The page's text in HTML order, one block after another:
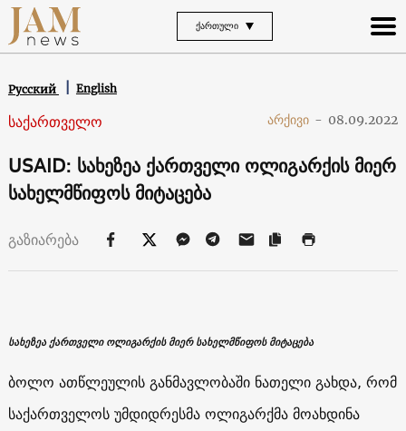
ᲥᲐᲠᲗᲣᲚᲘ
Русский English
საქართველო არქივი - 08.09.2022
USAID: სახეზეა ქართველი ოლიგარქის მიერ
სახელმწიფოს მიტაცება
გაზიარება
სახეზეა ქართველი ოლიგარქის მიერ სახელმწიფოს მიტაცება
ბოლო ათწლეულის განმავლობაში ნათელი გახდა, რომ
საქართველოს უმდიდრესმა ოლიგარქმა მოახდინა